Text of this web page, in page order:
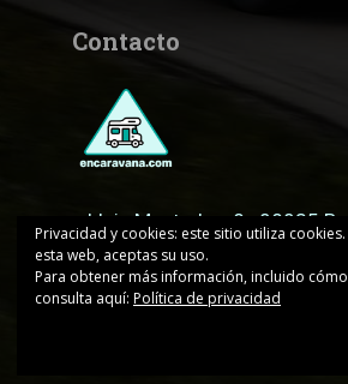
Contacto
c.Lluis Muntadas, 8 · 08035
encaravana@edicionesjd.com
Privacidad y cookies: este sitio utiliza
esta web, aceptas su uso.
Para obtener más información, incluido
consulta aquí: Política de privacidad